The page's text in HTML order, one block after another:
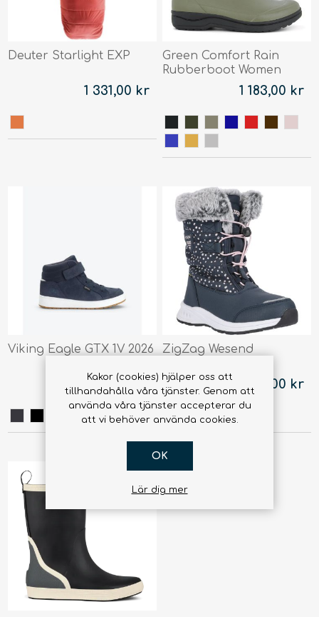
Deuter Starlight EXP
1 331,00 kr
Green Comfort Rain
Rubberboot Women
1 183,00 kr
Viking Eagle GTX 1V 2026
1 405,00 kr
ZigZag Wesend
1 035,00 kr
Kakor (cookies) hjälper oss att
tillhandahålla våra tjänster. Genom att
använda våra tjänster accepterar du
att vi behöver använda cookies.
OK
Lär dig mer